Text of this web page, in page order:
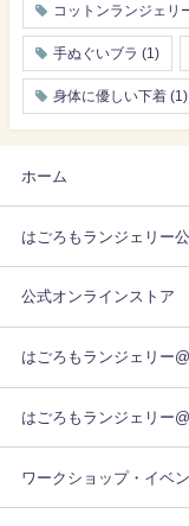
コットンランジェリ
手ぬぐいブラ (1)
身体に優しい下着 (1)
ホーム
はごろもランジェリー
公式オンラインストア
はごろもランジェリー
はごろもランジェリー
ワークショップ・イベ